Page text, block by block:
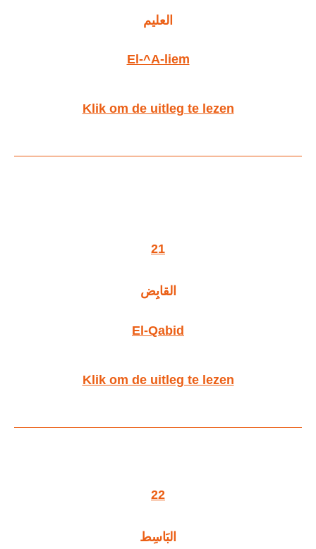
العليم
El-^A-liem
Klik om de uitleg te lezen
21
القابِض
El-Qabid
Klik om de uitleg te lezen
22
البَاسِط